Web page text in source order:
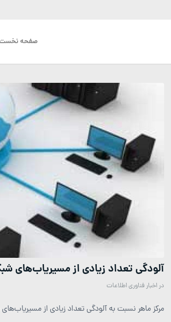
صفحه
آلودگی تعداد زیادی از مسیریاب‌های
در اخبار فناوری اطلاعات
مرکز ماهر نسبت به آلودگی تعداد زیادی از